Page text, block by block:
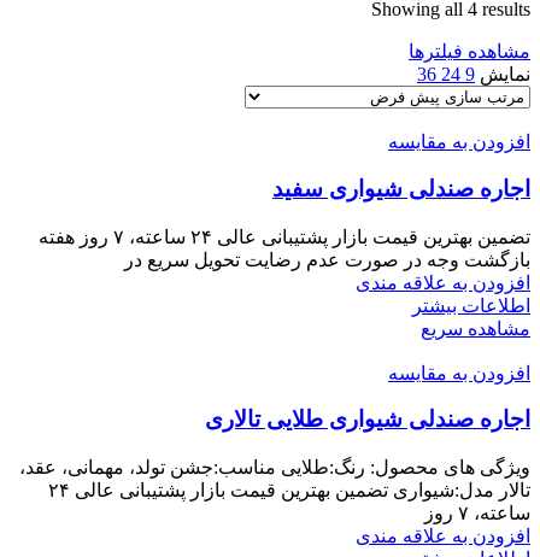
Showing all 4 results
مشاهده فیلترها
نمایش 9
24
36
افزودن به مقایسه
اجاره صندلی شیواری سفید
تضمین بهترین قیمت بازار پشتیبانی عالی ۲۴ ساعته، ۷ روز هفته
بازگشت وجه در صورت عدم رضایت تحویل سریع در
افزودن به علاقه مندی
اطلاعات بیشتر
مشاهده سریع
افزودن به مقایسه
اجاره صندلی شیواری طلایی تالاری
ویژگی های محصول: رنگ:طلایی مناسب:جشن تولد، مهمانی، عقد،
تالار مدل:شیواری تضمین بهترین قیمت بازار پشتیبانی عالی ۲۴
ساعته، ۷ روز
افزودن به علاقه مندی